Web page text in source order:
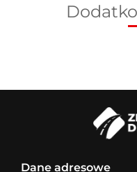
Dane adresowe